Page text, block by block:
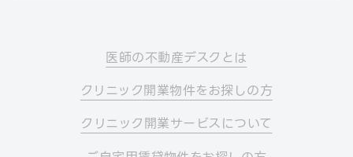
医師の不動産デスクとは
クリニック開業物件をお探しの方
クリニック開業サービスについて